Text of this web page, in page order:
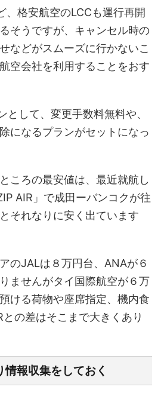
、格安航空のLCCも運行再開
そうですが、キャンセル時の
などがスムーズに行かないこ
空会社を利用することをおす
として、変更手数料無料や、
になるプランがセットになっ
ころの最安値は、最近就航し
AIR」で成田ーバンコクが往
それなりに安く出ています
のJALは８万円台、ANAが６
ませんがタイ国際航空が６万
ける荷物や座席指定、機内食
との差はそこまで大きくあり
報収集をしておく